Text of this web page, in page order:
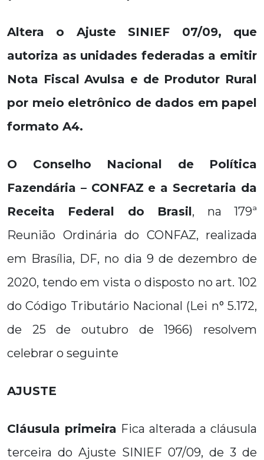
Altera o Ajuste SINIEF 07/09, que
autoriza as unidades federadas a emitir
Nota Fiscal Avulsa e de Produtor Rural
por meio eletrônico de dados em papel
formato A4.
O Conselho Nacional de Política
Fazendária – CONFAZ e a Secretaria da
Receita Federal do Brasil, na 179ª
Reunião Ordinária do CONFAZ, realizada
em Brasília, DF, no dia 9 de dezembro de
2020, tendo em vista o disposto no art. 102
do Código Tributário Nacional (Lei n° 5.172,
de 25 de outubro de 1966) resolvem
celebrar o seguinte
AJUSTE
Cláusula primeira Fica alterada a cláusula
terceira do Ajuste SINIEF 07/09, de 3 de